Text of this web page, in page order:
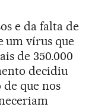
e da falta de
um vírus que
de 350.000
decidiu
que nos